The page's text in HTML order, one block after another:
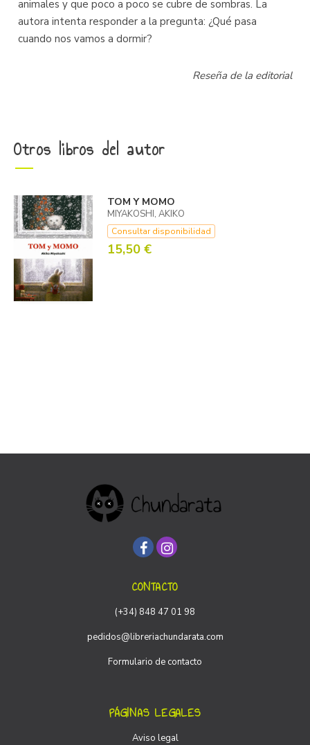
animales y que poco a poco se cubre de sombras. La
autora intenta responder a la pregunta: ¿Qué pasa
cuando nos vamos a dormir?
Reseña de la editorial
Otros libros del autor
TOM Y MOMO
MIYAKOSHI, AKIKO
Consultar disponibilidad
15,50 €
CONTACTO
(+34) 848 47 01 98
pedidos@libreriachundarata.com
Formulario de contacto
PÁGINAS LEGALES
Aviso legal